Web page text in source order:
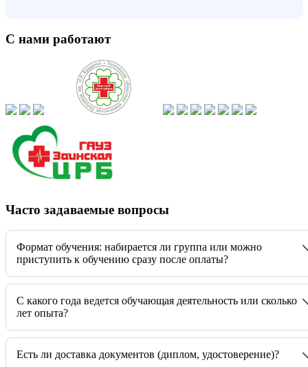
С нами работают
Часто задаваемые вопросы
Формат обучения: набирается ли группа или можно
приступить к обучению сразу после оплаты?
C какого года ведется обучающая деятельность или сколько
лет опыта?
Есть ли доставка документов (диплом, удостоверение)?